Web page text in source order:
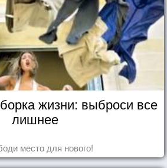
жизни: выброси все
лишнее
место для нового!